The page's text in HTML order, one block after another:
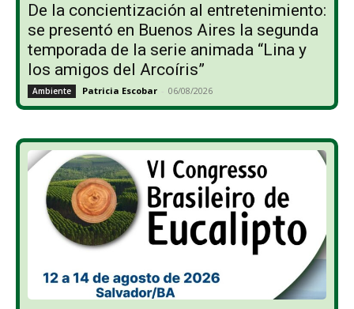
De la concientización al entretenimiento:
se presentó en Buenos Aires la segunda
temporada de la serie animada “Lina y
los amigos del Arcoíris”
Ambiente Patricia Escobar - 06/08/2026